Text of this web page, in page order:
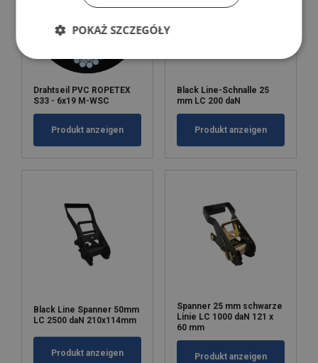
Drahtseil PVC ROPETEX
S33 - 6x19 M-WSC
Produkt anzeigen
Black Line-Schnalle 25
mm LC 200 daN
Produkt anzeigen
Black Line Spanner 50mm
LC 2500 daN 210x114mm
Produkt anzeigen
Spanner 25 mm schwarze
Linie LC 1000 daN 121 x
60 mm
Produkt anzeigen
POKAŻ SZCZEGÓŁY